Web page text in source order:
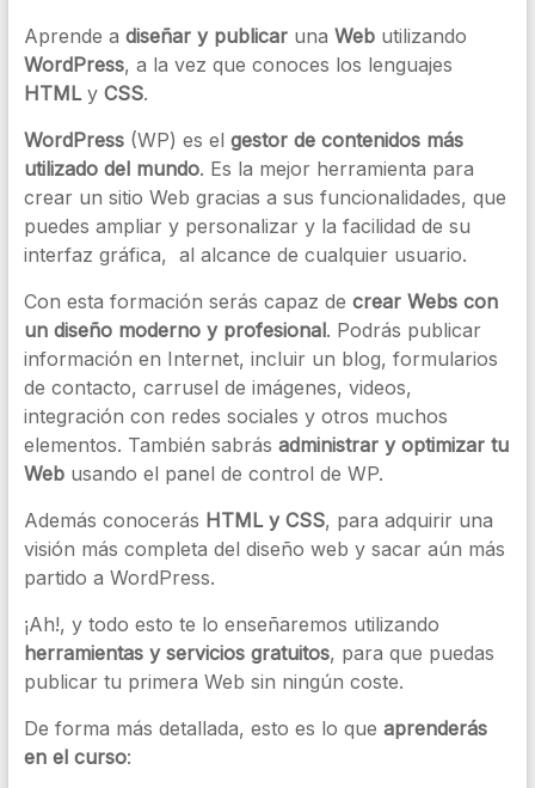
Aprende a diseñar y publicaruna Webutilizando
WordPress, a la vez que conoces los lenguajes
HTMLy CSS.
WordPress(WP) es el gestor de contenidos más
utilizado del mundo. Es la mejor herramienta para
crear un sitio Web gracias a sus funcionalidades, que
puedes ampliar y personalizar y la facilidad de su
interfaz gráfica, al alcance de cualquier usuario.
Con esta formación serás capaz de crear Webs con
un diseño moderno y profesional. Podrás publicar
información en Internet, incluir un blog, formularios
de contacto, carrusel de imágenes, videos,
integración con redes sociales y otros muchos
elementos. También sabrás administrar y optimizar tu
Webusando el panel de control de WP.
Además conocerás HTML y CSS, para adquirir una
visión más completa del diseño web y sacar aún más
partido a WordPress.
¡Ah!, y todo esto te lo enseñaremos utilizando
herramientas y servicios gratuitos, para que puedas
publicar tu primera Web sin ningún coste.
De forma más detallada, esto es lo que aprenderás
en el curso: